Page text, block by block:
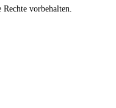
vorbehalten.